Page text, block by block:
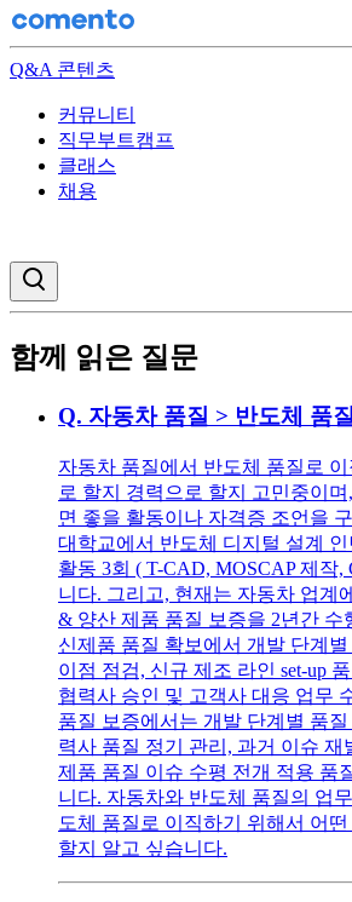
Q&A 콘텐츠
커뮤니티
직무부트캠프
클래스
채용
함께 읽은 질문
Q. 자동차 품질 > 반도체 품
자동차 품질에서 반도체 품질로
로 할지 경력으로 할지 고민중이
면 좋을 활동이나 자격증 조언을
대학교에서 반도체 디지털 설계
활동 3회 ( T-CAD, MOSCAP 제작,
니다. 그리고, 현재는 자동차 업계
& 양산 제품 품질 보증을 2년간 수
신제품 품질 확보에서 개발 단계
이점 점검, 신규 제조 라인 set-up
협력사 승인 및 고객사 대응 업무
품질 보증에서는 개발 단계별 품
력사 품질 정기 관리, 과거 이슈 재
제품 품질 이슈 수평 전개 적용 품
니다. 자동차와 반도체 품질의 업
도체 품질로 이직하기 위해서 어
할지 알고 싶습니다.